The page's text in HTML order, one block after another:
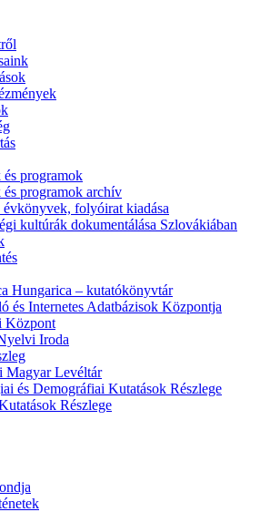
és programok
és programok archív
folyóirat kiadása
kultúrák dokumentálása Szlovákiában
Hungarica – kutatókönyvtár
és Internetes Adatbázisok Központja
Központ
Iroda
Magyar Levéltár
és Demográfiai Kutatások Részlege
Részlege